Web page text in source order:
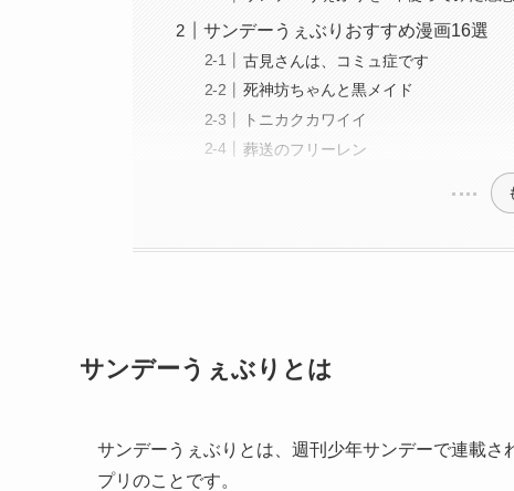
サンデーうぇぶりおすすめ漫画16選
古見さんは、コミュ症です
死神坊ちゃんと黒メイド
トニカクカワイイ
葬送のフリーレン
サンデーうぇぶりとは
サンデーうぇぶりとは、週刊少年サンデーで連載
プリのことです。